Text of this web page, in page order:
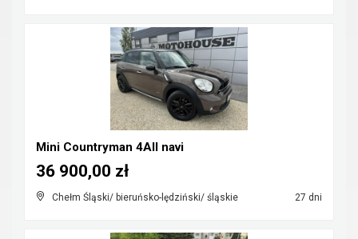
Mini Countryman 4All navi
Chełm Śląski/ bieruńsko-lędziński/ śląskie 27 dni
36 900,00 zł